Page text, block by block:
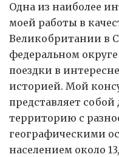
Одна из наиболее
моей работы в
Великобритании в
федеральном
поездки в
историей. Мой
представляет
территорию с
географическими
населением около